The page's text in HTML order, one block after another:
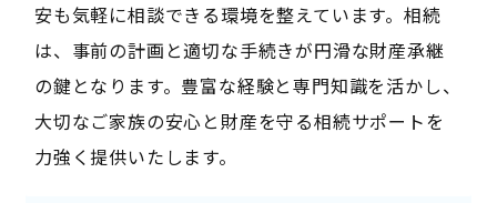
安も気軽に相談できる環境を整えています。相続
は、事前の計画と適切な手続きが円滑な財産承継
の鍵となります。豊富な経験と専門知識を活かし、
大切なご家族の安心と財産を守る相続サポートを
力強く提供いたします。